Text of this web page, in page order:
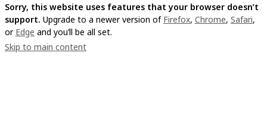
Sorry, this website uses features that your browser doesn’t
support. Upgrade to a newer version of Firefox, Chrome, Safari,
or Edge and you’ll be all set.
Skip to main content